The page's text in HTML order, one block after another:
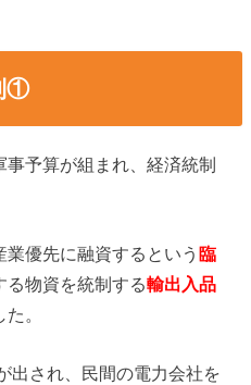
①
事予算が組まれ、経済統制
業優先に融資するという臨
る物資を統制する輸出入品
。
出され、民間の電力会社を